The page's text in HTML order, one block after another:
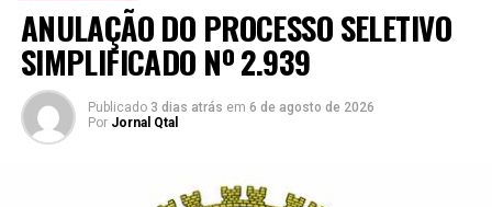
ANULAÇÃO DO PROCESSO SELETIVO
SIMPLIFICADO Nº 2.939
Publicado 3 dias atrás em 6 de agosto de 2026
Por Jornal Qtal